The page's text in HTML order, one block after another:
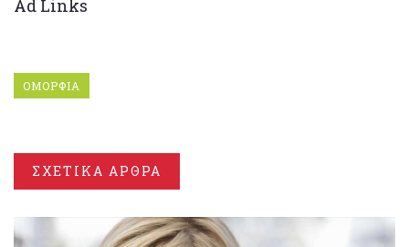
Ad Links
ΟΜΟΡΦΙΑ
ΣΧΕΤΙΚΑ ΑΡΘΡΑ